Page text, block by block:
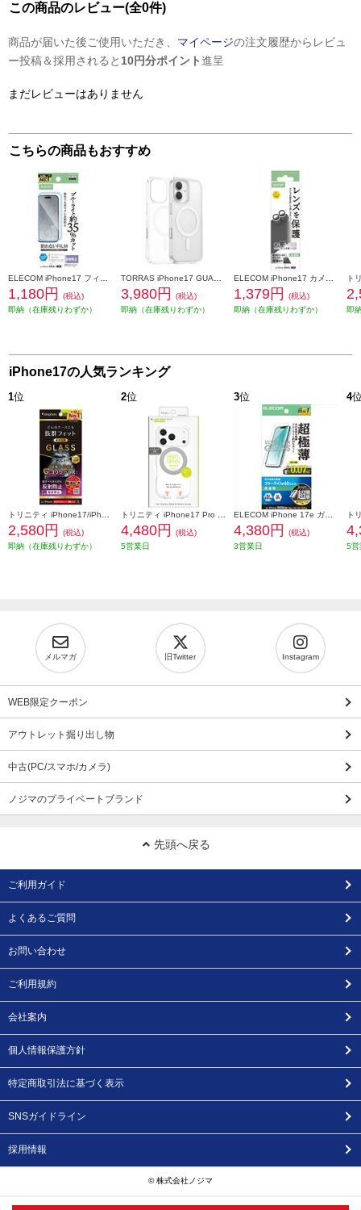
この商品のレビュー(全0件)
商品が届いた後ご使用いただき、 マイページの注文履歴からレビュ
ー投稿＆採用されると 10円分ポイント進呈
まだレビューはありません
こちらの商品もおすすめ
1,180円
(税込)
即納（在庫残りわずか）
3,980円
(税込)
即納（在庫残りわずか）
1,379円
(税込)
即納（在庫残りわずか）
即
iPhone17の人気ランキング
1位
2,580円
(税込)
即納（在庫残りわずか）
2位
4,480円
(税込)
5営業日
3位
4,380円
(税込)
3営業日
4
5営
メルマガ 旧Twitter Instagram
WEB限定クーポン
アウトレット掘り出し物
中古(PC/スマホ/カメラ)
ノジマのプライベートブランド
先頭へ戻る
ご利用ガイド
よくあるご質問
お問い合わせ
ご利用規約
会社案内
個人情報保護方針
特定商取引法に基づく表示
SNSガイドライン
採用情報
© 株式会社ノジマ